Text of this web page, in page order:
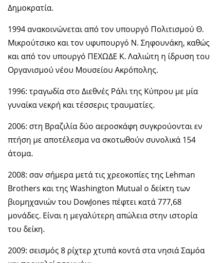
Δημοκρατία.
1994 ανακοινώνεται από τον υπουργό Πολιτισμού Θ.
Μικρούτσικο και τον υφυπουργό Ν. Σηφουνάκη, καθώς
και από τον υπουργό ΠΕΧΩΔΕ Κ. Λαλιώτη η ίδρυση του
Οργανισμού νέου Μουσείου Ακρόπολης.
1996: τραγωδία στο Διεθνές Ράλι της Κύπρου με μία
γυναίκα νεκρή και τέσσερις τραυματίες.
2006: στη Βραζιλία δύο αεροσκάφη συγκρούονται εν
πτήση με αποτέλεσμα να σκοτωθούν συνολικά 154
άτομα.
2008: σαν σήμερα μετά τις χρεοκοπίες της Lehman
Brothers και της Washington Mutual ο δείκτη των
βιομηχανιών του DowJones πέφτει κατά 777,68
μονάδες. Είναι η μεγαλύτερη απώλεια στην ιστορία
του δείκη.
2009: σεισμός 8 ρίχτερ χτυπά κοντά στα νησιά Σαμόα